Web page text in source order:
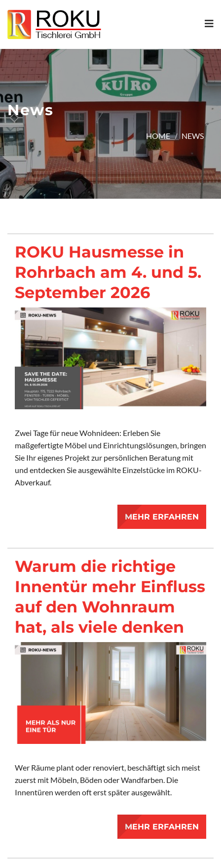
News
HOME NEWS
ROKU Hausmesse in
Rohrbach am 4. und 5.
September 2026
Zwei Tage für neue Wohnideen: Erleben Sie
maßgefertigte Möbel und Einrichtungslösungen, bringen
Sie Ihr eigenes Projekt zur persönlichen Beratung mit
und entdecken Sie ausgewählte Einzelstücke im ROKU-
Abverkauf.
MEHR ERFAHREN
Warum die richtige
Innentür mehr Einfluss
auf den Wohnraum
hat, als viele denken
Wer Räume plant oder renoviert, beschäftigt sich meist
zuerst mit Möbeln, Böden oder Wandfarben. Die
Innentüren werden oft erst später ausgewählt.
MEHR ERFAHREN